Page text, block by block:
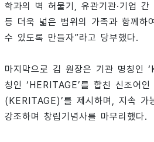
학과의 벽 허물기, 유관기관·기업
등 더욱 넓은 범위의 가족과 함께하
수 있도록 만들자”라고 당부했다.
마지막으로 김 원장은 기관 명칭인
칭인 ‘HERITAGE’를 합친 신조어인
(KERITAGE)’를 제시하며, 지속 가
강조하며 창립기념사를 마무리했다.